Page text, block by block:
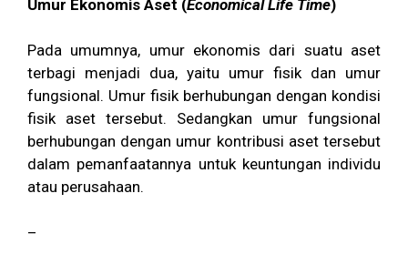
Umur Ekonomis Aset (Economical Life Time)
Pada umumnya, umur ekonomis dari suatu aset
terbagi menjadi dua, yaitu umur fisik dan umur
fungsional. Umur fisik berhubungan dengan kondisi
fisik aset tersebut. Sedangkan umur fungsional
berhubungan dengan umur kontribusi aset tersebut
dalam pemanfaatannya untuk keuntungan individu
atau perusahaan.
–